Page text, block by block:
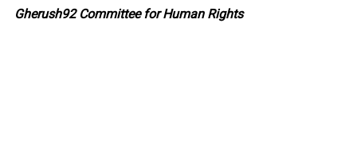
Gherush92 Committee for Human Rights